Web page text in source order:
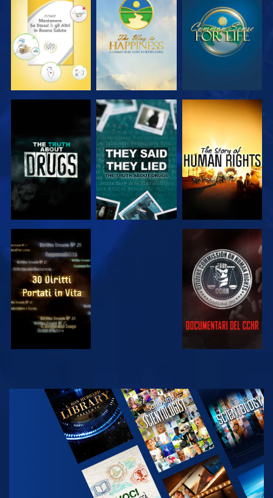
GUARDA GUARDA GUARDA
GUARDA GUARDA
GUARDA GUARDA
GUARDA
ESPLORA LE
SERIE